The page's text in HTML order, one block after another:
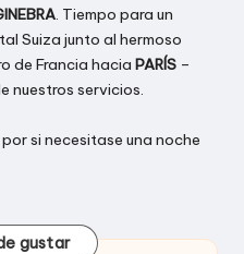
. Tiempo para un
Suiza junto al hermoso
de Francia hacia PARÍS –
nuestros servicios.
por si necesitase una noche
gustar